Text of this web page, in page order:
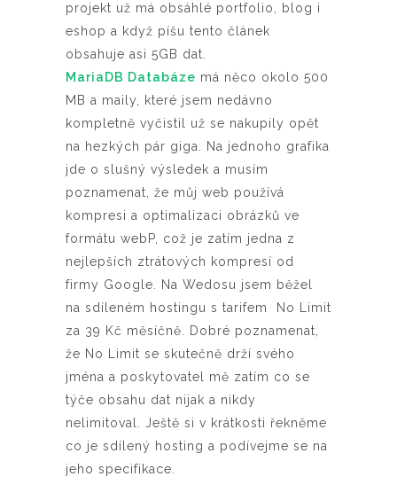
projekt už má obsáhlé portfolio, blog i
eshop a když píšu tento článek
obsahuje asi 5GB dat.
MariaDB Databáze má něco okolo 500
MB a maily, které jsem nedávno
kompletně vyčistil už se nakupily opět
na hezkých pár giga. Na jednoho grafika
jde o slušný výsledek a musím
poznamenat, že můj web používá
kompresi a optimalizaci obrázků ve
formátu webP, což je zatím jedna z
nejlepších ztrátových kompresí od
firmy Google. Na Wedosu jsem běžel
na sdíleném hostingu s tarifem No Limit
za 39 Kč měsíčně. Dobré poznamenat,
že No Limit se skutečně drží svého
jména a poskytovatel mě zatím co se
týče obsahu dat nijak a nikdy
nelimitoval. Ještě si v krátkosti řekněme
co je sdílený hosting a podívejme se na
jeho specifikace.